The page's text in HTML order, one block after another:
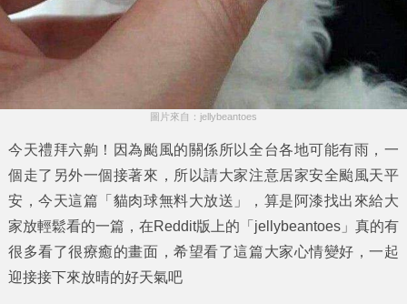
圖片來自：jellybeantoes
今天禮拜六齁！因為颱風的關係所以全台各地可能有雨，一
個走了另外一個接著來，所以請大家注意居家安全颱風天平
安，今天這篇「 貓肉球無料大放送 」，算是阿漆找出來給大
家放輕鬆看的一篇，在Reddit版上的「jellybeantoes」真的有
很多看了很療癒的畫面，希望看了這篇大家心情變好，一起
迎接接下來放晴的好天氣吧